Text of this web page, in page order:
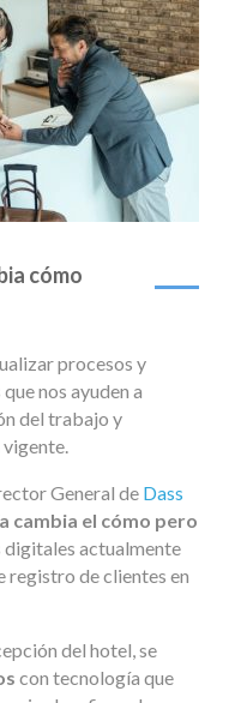
cómo
procesos y
nos ayuden a
del trabajo y
General de Dass
cambia el cómo pero
digitales actualmente
registro de clientes en
del hotel, se
con tecnología que